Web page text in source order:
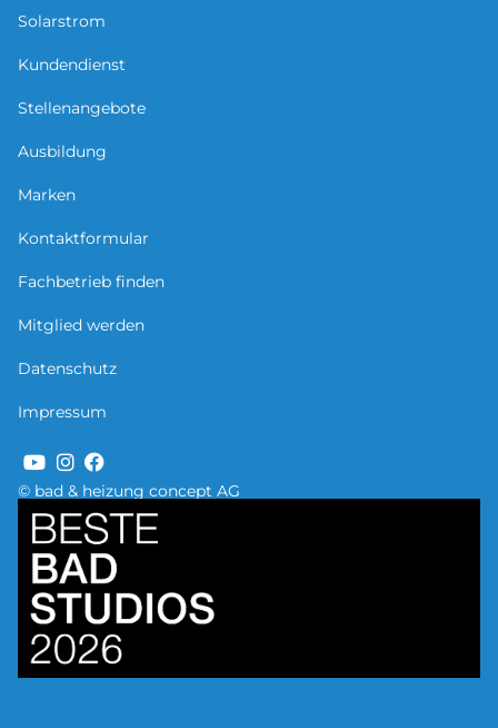
© bad & heizung concept AG
Solarstrom
Kundendienst
Stellenangebote
Ausbildung
Marken
Kontaktformular
Fachbetrieb finden
Mitglied werden
Datenschutz
Impressum